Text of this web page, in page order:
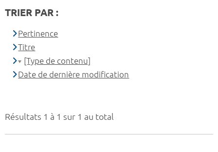
Résultats 1 à 1 sur 1 au total
TRIER PAR :
Pertinence
Titre
[Type de contenu]
Date de dernière modification